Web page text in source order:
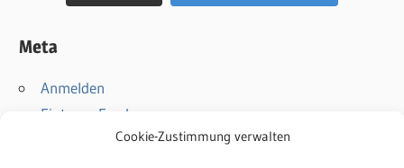
Cookie-Zustimmung verwalten
Meta
Anmelden
Eintrags-Feed
Kommentar-Feed